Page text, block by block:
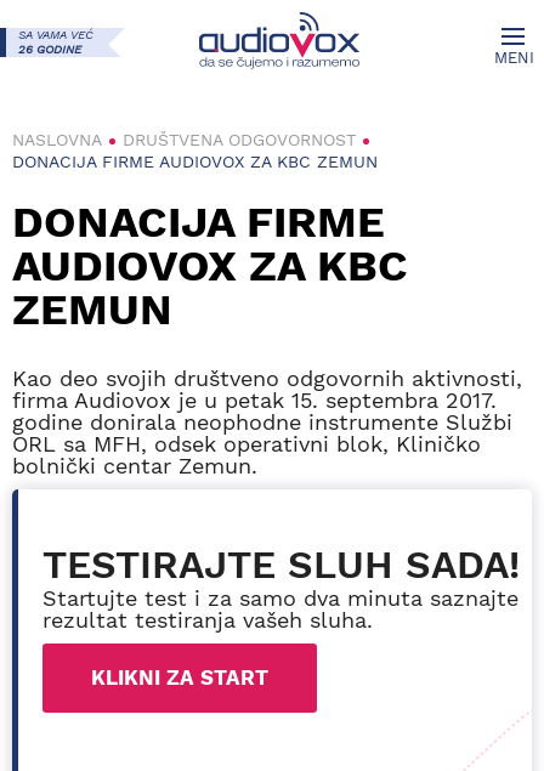
SA VAMA VEĆ
26 GODINE
MENI
NASLOVNA
DRUŠTVENA ODGOVORNOST
DONACIJA FIRME AUDIOVOX ZA KBC ZEMUN
DONACIJA FIRME
AUDIOVOX ZA KBC
ZEMUN
Kao deo svojih društveno odgovornih aktivnosti,
firma Audiovox je u petak 15. septembra 2017.
godine donirala neophodne instrumente Službi
ORL sa MFH, odsek operativni blok, Kliničko
bolnički centar Zemun.
TESTIRAJTE SLUH SADA!
Startujte test i za samo dva minuta saznajte
rezultat testiranja vašeh sluha.
KLIKNI ZA START